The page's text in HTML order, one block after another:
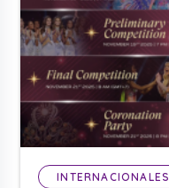
INTERNACIONALES